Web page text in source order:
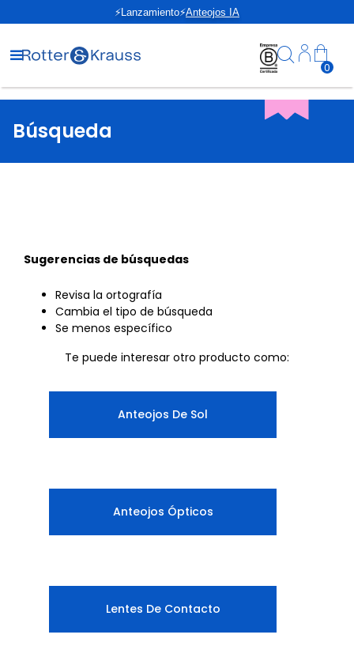
⚡Lanzamiento⚡Anteojos IA
0
Búsqueda
Sugerencias de búsquedas
Revisa la ortografía
Cambia el tipo de búsqueda
Se menos específico
Te puede interesar otro producto como:
Anteojos De Sol
Anteojos Ópticos
Lentes De Contacto